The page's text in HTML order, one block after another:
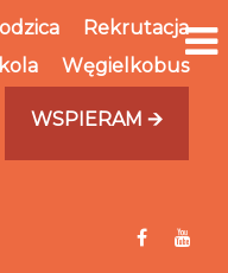
Rekrutacja
Węgielkobus
WSPIERAM 🡪